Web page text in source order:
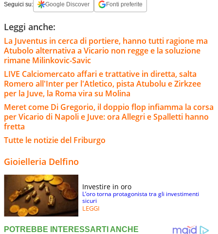
Seguici su: Google Discover Fonti preferite
Leggi anche:
La Juventus in cerca di portiere, hanno tutti ragione ma
Atubolo alternativa a Vicario non regge e la soluzione
rimane Milinkovic-Savic
LIVE Calciomercato affari e trattative in diretta, salta
Romero all'Inter per l'Atletico, pista Atubolu e Zirkzee
per la Juve, la Roma vira su Molina
Meret come Di Gregorio, il doppio flop infiamma la corsa
per Vicario di Napoli e Juve: ora Allegri e Spalletti hanno
fretta
Tutte le notizie del Friburgo
Gioielleria Delfino
Investire in oro
L’oro torna protagonista tra gli investimenti
sicuri
LEGGI